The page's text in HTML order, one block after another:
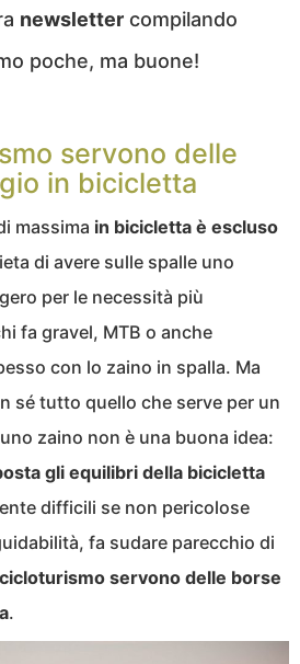
newsletter compilando
poche, ma buone!
servono delle
in bicicletta
massima in bicicletta è escluso
di avere sulle spalle uno
per le necessità più
fa gravel, MTB o anche
con lo zaino in spalla. Ma
sé tutto quello che serve per un
zaino non è una buona idea:
gli equilibri della bicicletta
difficili se non pericolose
fa sudare parecchio di
servono delle borse
.